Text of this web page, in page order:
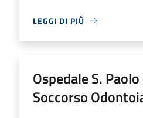
LEGGI DI PIÙ
Ospedale S.
Soccorso